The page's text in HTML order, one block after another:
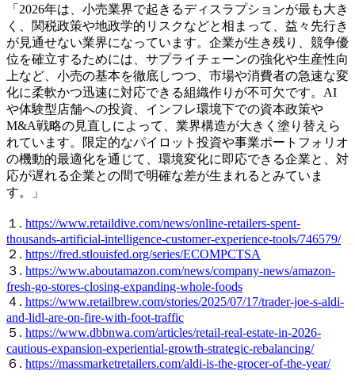
「2026年は、小売業界で起きるディスラプションが最も大き
く、関税政策や地政学的リスクなどと相まって、益々先行き
が見通せない業界になっています。企業が生き残り、競争優
位を確立するためには、サプライチェーンの強化や生産性向
上など、小売の基本を徹底しつつ、市場や消費者の急速な変
化に柔軟かつ迅速に対応できる組織作りが不可欠です。AI
や体験型店舗への投資、インフレ環境下での資本政策や
M&A戦略の見直しによって、業界構造が大きく塗り替えら
れています。限定的なパイロット投資や事業ポートフォリオ
の機動的最適化を通じて、環境変化に即応できる企業と、対
応が遅れる企業との間で明確な差が生まれるとみていま
す。」
１. https://www.retaildive.com/news/online-retailers-spent-
thousands-artificial-intelligence-customer-experience-tools/746579/
２. https://fred.stlouisfed.org/series/ECOMPCTSA
３. https://www.aboutamazon.com/news/company-news/amazon-
fresh-go-stores-closing-expanding-whole-foods
４. https://www.retailbrew.com/stories/2025/07/17/trader-joe-s-aldi-
and-lidl-are-on-fire-with-foot-traffic
５. https://www.dbbnwa.com/articles/retail-real-estate-in-2026-
cautious-expansion-experiential-growth-strategic-rebalancing/
６. https://massmarketretailers.com/aldi-is-the-grocer-of-the-year/